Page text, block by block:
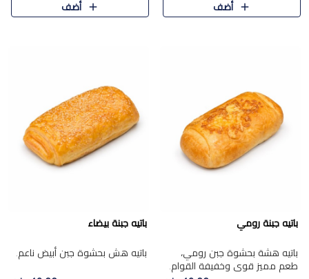
أضف
أضف
باتيه جبنة رومي
باتيه هشة بحشوة جبن رومي،
طعم مميز قوي وخفيفة القوام.
باتيه جبنة بيضاء
باتيه هش بحشوة جبن أبيض ناعم.